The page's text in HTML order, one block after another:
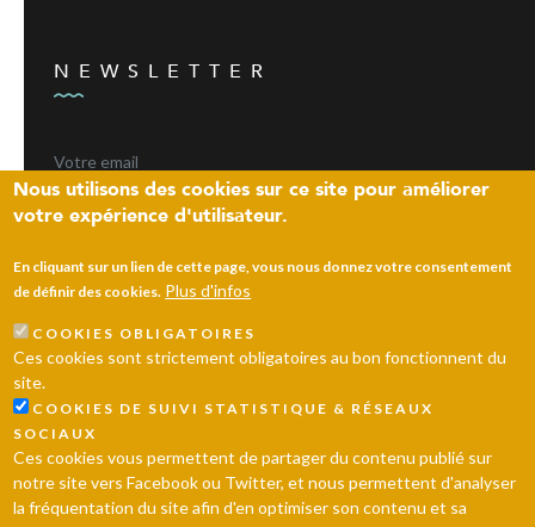
NEWSLETTER
ENVOYER
Plan du site
Nous utilisons des cookies sur ce site pour améliorer
votre expérience d'utilisateur.
En cliquant sur un lien de cette page, vous nous donnez votre consentement
de définir des cookies. Plus d'infos
COOKIES OBLIGATOIRES
Ces cookies sont strictement obligatoires au bon fonctionnent du
site.
COOKIES DE SUIVI STATISTIQUE & RÉSEAUX
SOCIAUX
Ces cookies vous permettent de partager du contenu publié sur
notre site vers Facebook ou Twitter, et nous permettent d'analyser
la fréquentation du site afin d'en optimiser son contenu et sa